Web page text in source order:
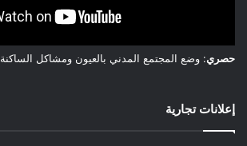
حصري: وضع المجتمع المدني بالعيون ومشاكل الساكنة
إعلانات تجارية